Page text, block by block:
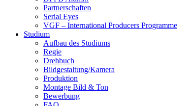
Part­ner­schaf­ten
Seri­al Eyes
VGF – Inter­na­tio­nal Pro­du­cers Pro­gram­me
Stu­di­um
Auf­bau des Stu­di­ums
Regie
Dreh­buch
Bildgestaltung/​​Kamera
Pro­duk­ti­on
Mon­ta­ge Bild & Ton
Bewer­bung